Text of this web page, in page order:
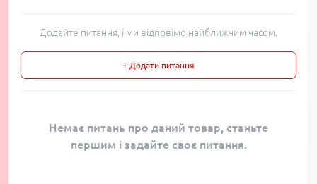
Додайте питання, і ми відповімо найближчим часом.
+ Додати питання
Немає питань про даний товар, станьте
першим і задайте своє питання.